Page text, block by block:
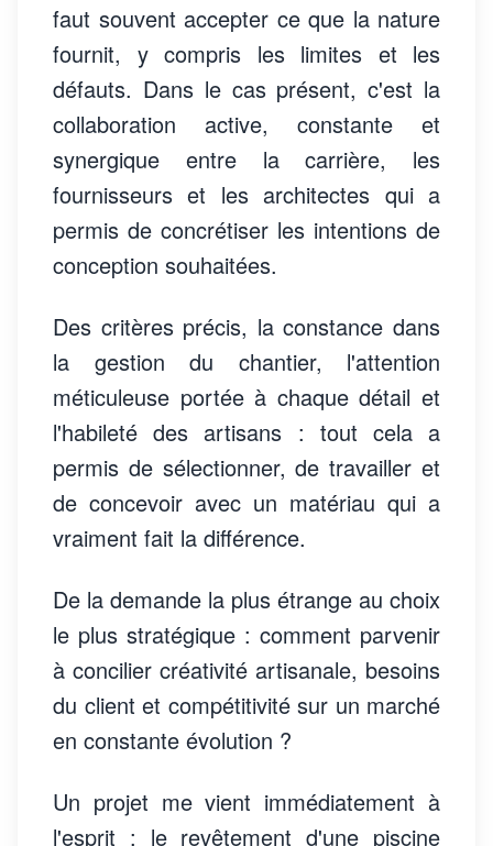
faut souvent accepter ce que la nature
fournit, y compris les limites et les
défauts. Dans le cas présent, c'est la
collaboration active, constante et
synergique entre la carrière, les
fournisseurs et les architectes qui a
permis de concrétiser les intentions de
conception souhaitées.
Des critères précis, la constance dans
la gestion du chantier, l'attention
méticuleuse portée à chaque détail et
l'habileté des artisans : tout cela a
permis de sélectionner, de travailler et
de concevoir avec un matériau qui a
vraiment fait la différence.
De la demande la plus étrange au choix
le plus stratégique : comment parvenir
à concilier créativité artisanale, besoins
du client et compétitivité sur un marché
en constante évolution ?
Un projet me vient immédiatement à
l'esprit : le revêtement d'une piscine